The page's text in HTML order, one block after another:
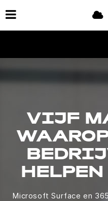
VIJF
Microsoft Surface en